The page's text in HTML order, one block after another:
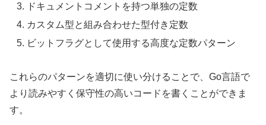
ドキュメントコメントを持つ単独の定数
カスタム型と組み合わせた型付き定数
ビットフラグとして使用する高度な定数パターン
これらのパターンを適切に使い分けることで、Go言語で
より読みやすく保守性の高いコードを書くことができま
す。